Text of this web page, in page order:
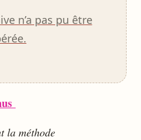
n’a pas pu être
la méthode